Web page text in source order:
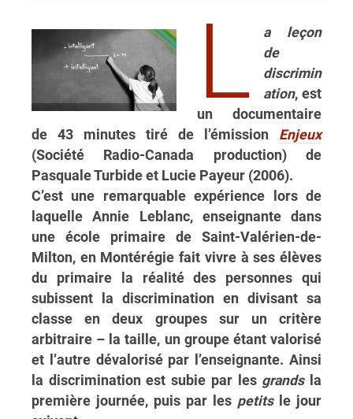
L
a leçon
de
discrimin
ation, est
un documentaire
de 43 minutes tiré de l’émission Enjeux
(Société Radio-Canada production) de
Pasquale Turbide et Lucie Payeur (2006).
C’est une remarquable expérience lors de
laquelle Annie Leblanc, enseignante dans
une école primaire de Saint-Valérien-de-
Milton, en Montérégie fait vivre à ses élèves
du primaire la réalité des personnes qui
subissent la discrimination en divisant sa
classe en deux groupes sur un critère
arbitraire – la taille, un groupe étant valorisé
et l’autre dévalorisé par l’enseignante. Ainsi
la discrimination est subie par les grandsla
première journée, puis par les petitsle jour